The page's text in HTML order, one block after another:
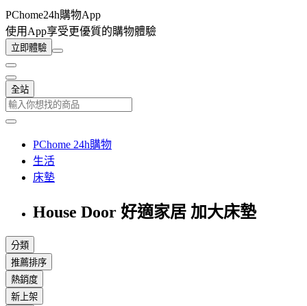
PChome24h購物App
使用App享受更優質的購物體驗
立即體驗
全站
PChome 24h購物
生活
床墊
House Door 好適家居 加大床墊
分類
推薦排序
熱銷度
新上架